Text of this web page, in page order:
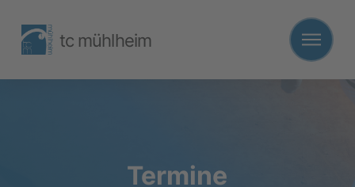
tc mühlheim
Termine